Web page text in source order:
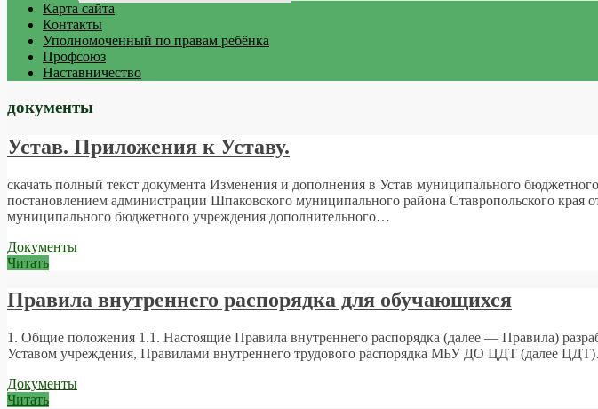
Карта сайта
Контакты
Уполномоченный по правам ребёнка
Профсоюз
Наставничество
документы
Устав. Приложения к Уставу.
скачать полный текст документа Изменения и дополнения в Устав муниципального
постановлением администрации Шпаковского муниципального района Ставропольского края
муниципального бюджетного учреждения дополнительного…
Документы
Читать
Правила внутреннего распорядка для обучающихся
1. Общие положения 1.1. Настоящие Правила внутреннего распорядка (далее — Правила)
Уставом учреждения, Правилами внутреннего трудового распорядка МБУ ДО ЦДТ (далее
Документы
Читать